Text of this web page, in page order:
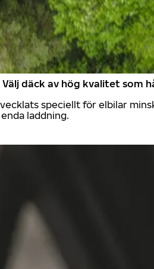
däck av hög kvalitet som
speciellt för elbilar
laddning.